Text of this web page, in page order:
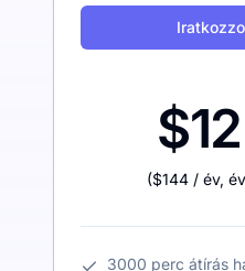
$12
($144 / év,
3000 perc átírás